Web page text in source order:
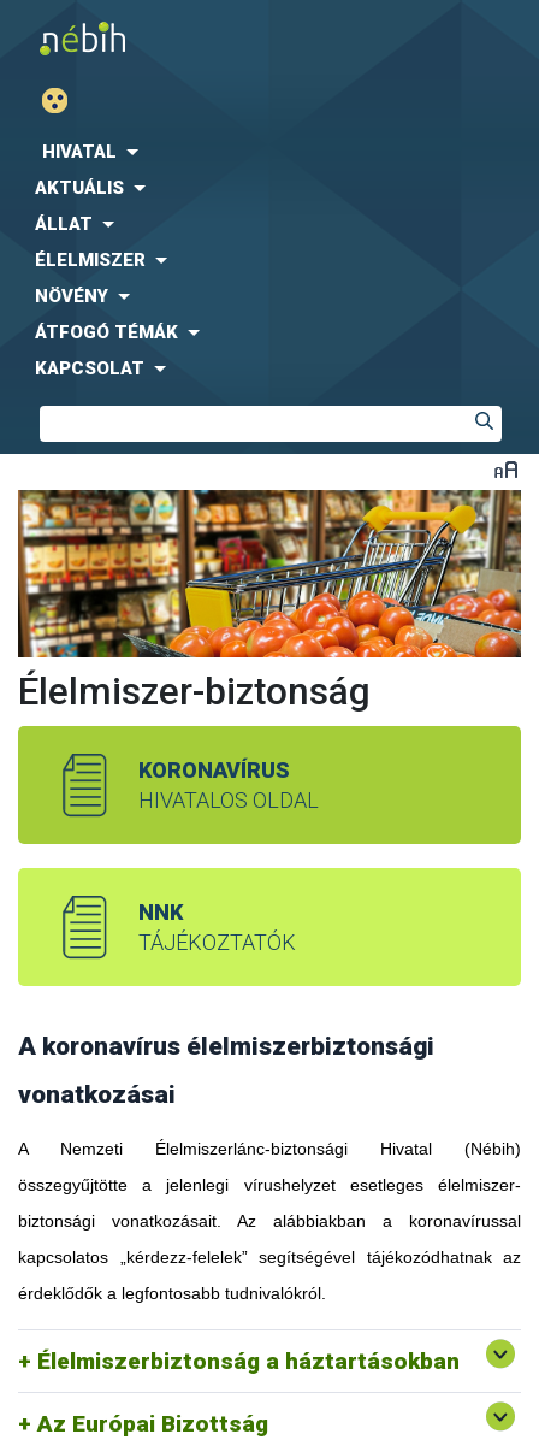
HIVATAL
AKTUÁLIS
ÁLLAT
ÉLELMISZER
NÖVÉNY
ÁTFOGÓ TÉMÁK
KAPCSOLAT
Élelmiszer-biztonság
KORONAVÍRUS
HIVATALOS OLDAL
NNK
TÁJÉKOZTATÓK
A koronavírus élelmiszerbiztonsági
vonatkozásai
A Nemzeti Élelmiszerlánc-biztonsági Hivatal (Nébih)
összegyűjtötte a jelenlegi vírushelyzet esetleges élelmiszer-
biztonsági vonatkozásait. Az alábbiakban a koronavírussal
kapcsolatos „kérdezz-felelek” segítségével tájékozódhatnak az
érdeklődők a legfontosabb tudnivalókról.
Élelmiszerbiztonság a háztartásokban
Az Európai Bizottság